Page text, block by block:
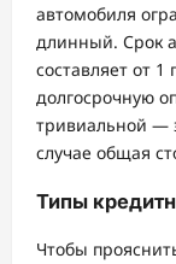
автомобиля
длинный. Срок
составляет от
долгосрочную
тривиальной —
случае общая
Типы
Чтобы